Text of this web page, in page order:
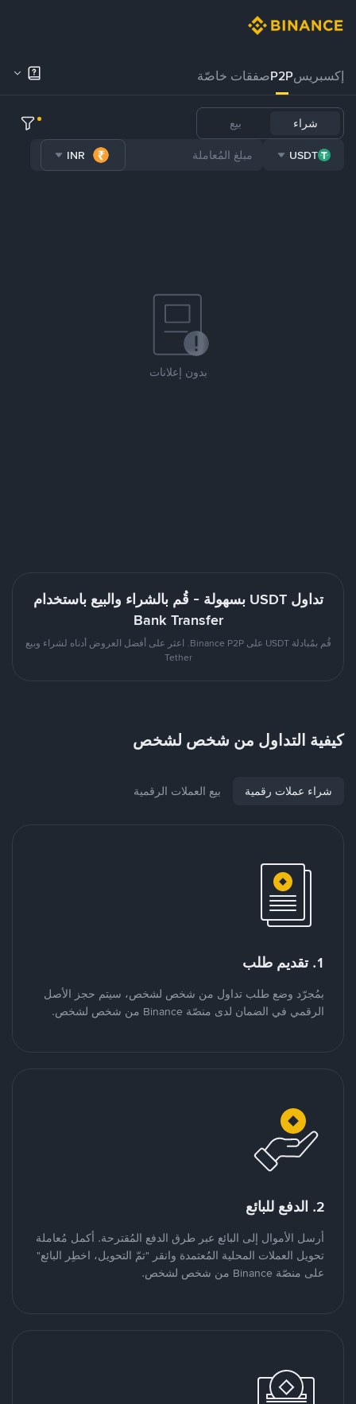
إكسبريسP2Pصفقات خاصّة
شراء بيع
USDT
INR
بدون إعلانات
تداول USDT بسهولة - قُم بالشراء والبيع باستخدام
Bank Transfer
قُم بمُبادلة USDT على Binance P2P. اعثر على أفضل العروض أدناه لشراء وبيع
Tether
كيفية التداول من شخص لشخص
شراء عملات رقمية بيع العملات الرقمية
1. تقديم طلب
بمُجرّد وضع طلب تداول من شخص لشخص، سيتم حجز الأصل
الرقمي في الضمان لدى منصّة Binance من شخص لشخص.
2. الدفع للبائع
أرسل الأموال إلى البائع عبر طرق الدفع المُقترحة. أكمل مُعاملة
تحويل العملات المحلية المُعتمدة وانقر "تمّ التحويل، اخطِر البائع"
على منصّة Binance من شخص لشخص.